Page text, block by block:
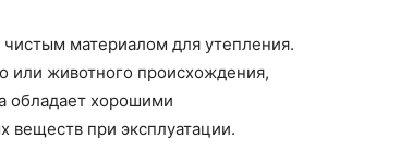
чистым материалом для утепления.
или животного происхождения,
обладает хорошими
веществ при эксплуатации.